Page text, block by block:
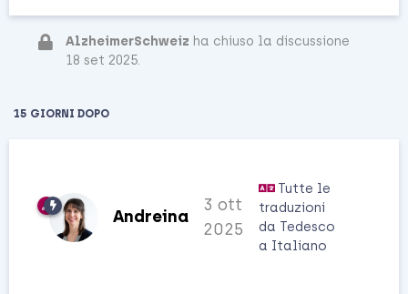
AlzheimerSchweiz ha chiuso la discussione
18 set 2025.
15 GIORNI DOPO
Andreina
3 ott
2025
Tutte le
traduzioni
da Tedesco
a Italiano